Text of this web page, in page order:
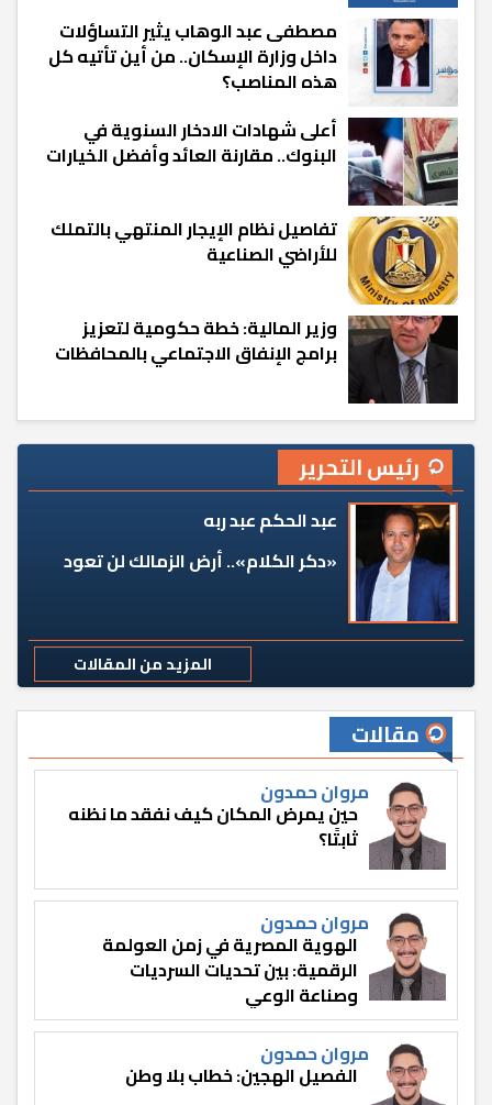
مصطفى عبد الوهاب يثير التساؤلات
داخل وزارة الإسكان.. من أين تأتيه كل
هذه المناصب؟
أعلى شهادات الادخار السنوية في
البنوك.. مقارنة العائد وأفضل الخيارات
تفاصيل نظام الإيجار المنتهي بالتملك
للأراضي الصناعية
وزير المالية: خطة حكومية لتعزيز
برامج الإنفاق الاجتماعي بالمحافظات
رئيس التحرير
عبد الحكم عبد ربه
«دكر الكلام».. أرض الزمالك لن تعود
المزيد من المقالات
مقالات
مروان حمدون
حين يمرض المكان كيف نفقد ما نظنه
ثابتًا؟
مروان حمدون
الهوية المصرية في زمن العولمة
الرقمية: بين تحديات السرديات
وصناعة الوعي
مروان حمدون
الفصيل الهجين: خطاب بلا وطن